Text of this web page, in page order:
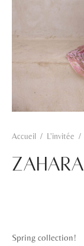
Accueil / L'invitée /
ZAHARA
Spring collection!